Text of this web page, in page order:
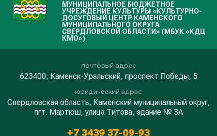
МУНИЦИПАЛЬНОЕ БЮДЖЕТНОЕ
УЧРЕЖДЕНИЕ КУЛЬТУРЫ «КУЛЬТУРНО-
ДОСУГОВЫЙ ЦЕНТР КАМЕНСКОГО
МУНИЦИПАЛЬНОГО ОКРУГА
СВЕРДЛОВСКОЙ ОБЛАСТИ» (МБУК «КДЦ
КМО»)
почтовый адрес
623400, Каменск-Уральский, проспект Победы, 5
юридический адрес
Свердловская область, Каменский муниципальный округ,
пгт. Мартюш, улица Титова, здание № 3А
+7 3439 37-09-93